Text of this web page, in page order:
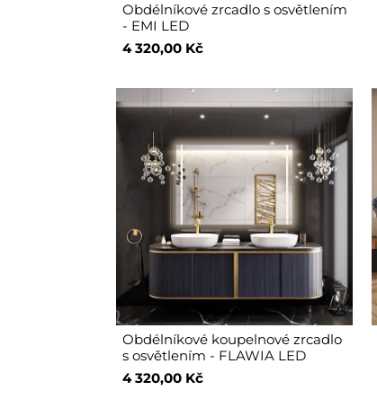
Obdélníkové zrcadlo s osvětlením
- EMI LED
4 320,00 Kč
Obdélníkové koupelnové zrcadlo
s osvětlením - FLAWIA LED
4 320,00 Kč